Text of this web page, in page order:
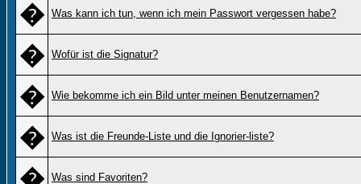
� Was kann ich tun, wenn ich mein Passwort vergessen habe?
� Wofür ist die Signatur?
� Wie bekomme ich ein Bild unter meinen Benutzernamen?
� Was ist die Freunde-Liste und die Ignorier-liste?
Was sind Favoriten?